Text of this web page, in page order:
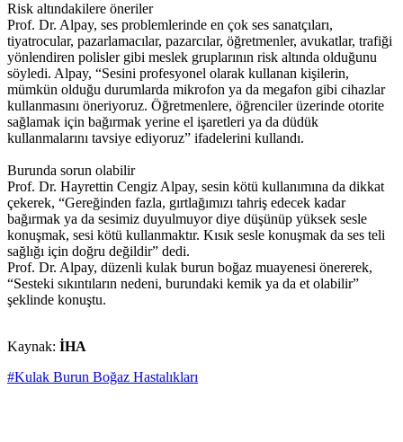
Risk altındakilere öneriler
Prof. Dr. Alpay, ses problemlerinde en çok ses sanatçıları,
tiyatrocular, pazarlamacılar, pazarcılar, öğretmenler, avukatlar, trafiği
yönlendiren polisler gibi meslek gruplarının risk altında olduğunu
söyledi. Alpay, “Sesini profesyonel olarak kullanan kişilerin,
mümkün olduğu durumlarda mikrofon ya da megafon gibi cihazlar
kullanmasını öneriyoruz. Öğretmenlere, öğrenciler üzerinde otorite
sağlamak için bağırmak yerine el işaretleri ya da düdük
kullanmalarını tavsiye ediyoruz” ifadelerini kullandı.
Burunda sorun olabilir
Prof. Dr. Hayrettin Cengiz Alpay, sesin kötü kullanımına da dikkat
çekerek, “Gereğinden fazla, gırtlağımızı tahriş edecek kadar
bağırmak ya da sesimiz duyulmuyor diye düşünüp yüksek sesle
konuşmak, sesi kötü kullanmaktır. Kısık sesle konuşmak da ses teli
sağlığı için doğru değildir” dedi.
Prof. Dr. Alpay, düzenli kulak burun boğaz muayenesi önererek,
“Sesteki sıkıntıların nedeni, burundaki kemik ya da et olabilir”
şeklinde konuştu.
Kaynak: İHA
#Kulak Burun Boğaz Hastalıkları